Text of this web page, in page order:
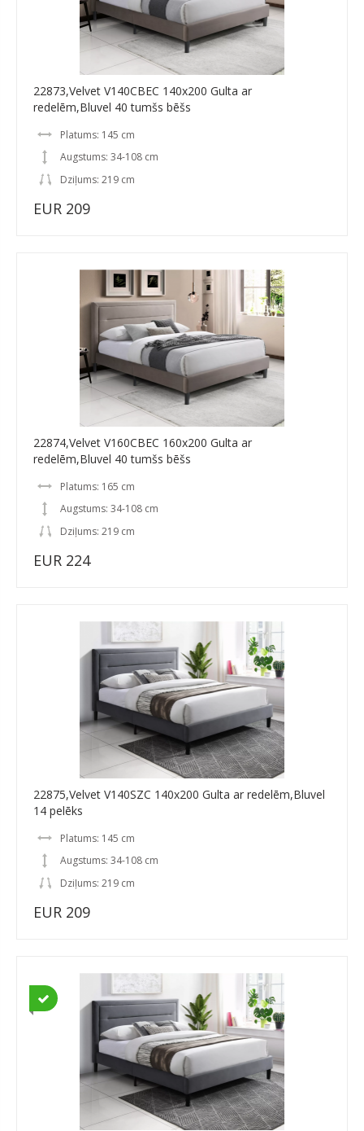
22873,Velvet V140CBEC 140x200 Gulta ar
redelēm,Bluvel 40 tumšs bēšs
Platums: 145 cm
Augstums: 34-108 cm
Dziļums: 219 cm
EUR 209
22874,Velvet V160CBEC 160x200 Gulta ar
redelēm,Bluvel 40 tumšs bēšs
Platums: 165 cm
Augstums: 34-108 cm
Dziļums: 219 cm
EUR 224
22875,Velvet V140SZC 140x200 Gulta ar redelēm,Bluvel
14 pelēks
Platums: 145 cm
Augstums: 34-108 cm
Dziļums: 219 cm
EUR 209